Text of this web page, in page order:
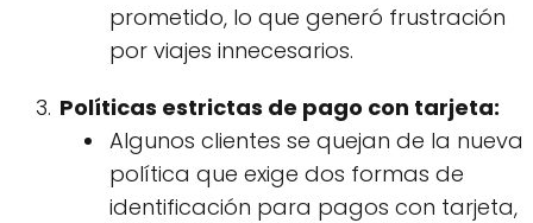
prometido, lo que generó frustración
por viajes innecesarios.
Políticas estrictas de pago con tarjeta:
Algunos clientes se quejan de la nueva
política que exige dos formas de
identificación para pagos con tarjeta,